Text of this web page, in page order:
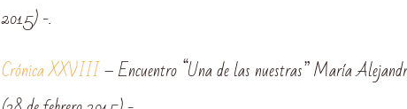
2015) -.
Crónica XXVIII– Encuentro “Una de las nuestras” María